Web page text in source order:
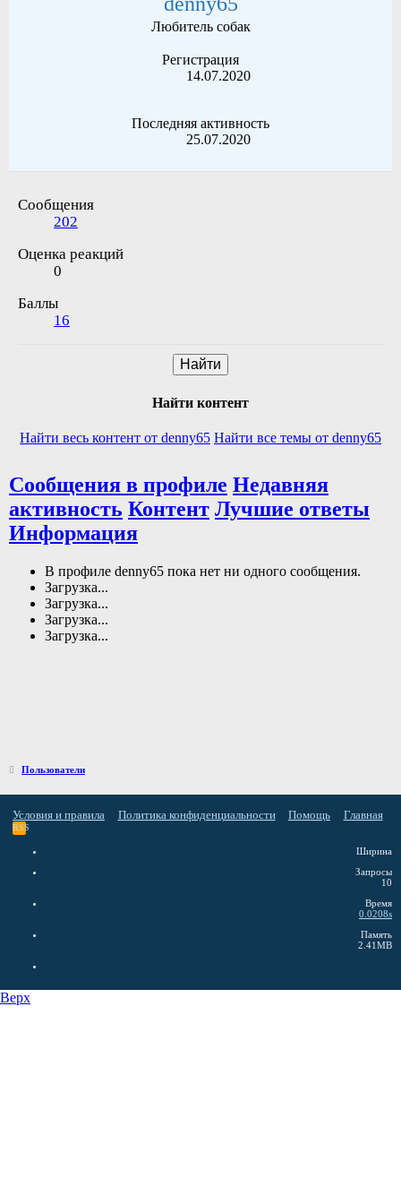
Любитель собак
Регистрация
14.07.2020
Последняя активность
25.07.2020
Сообщения
202
Оценка реакций
0
Баллы
16
Найти
Найти контент
Найти весь контент от denny65 Найти все темы от denny65
Сообщения в профиле Недавняя
активность Контент Лучшие ответы
Информация
В профиле denny65 пока нет ни одного сообщения.
Загрузка...
Загрузка...
Загрузка...
Загрузка...
Пользователи
Условия и правила Политика конфиденциальности Помощь Главная
RSS
Ширина
Запросы
10
Время
0.0208s
Память
2.41MB
Верх